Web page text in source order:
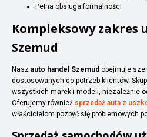
Pełna obsługa formalności
Kompleksowy zakres
Szemud
Nasz auto handel Szemud obejmuje
dostosowanych do potrzeb klientów.
wszystkich marek i modeli, niezależnie
Oferujemy również sprzedaż auta z
właścicielom pozbyć się problemowych